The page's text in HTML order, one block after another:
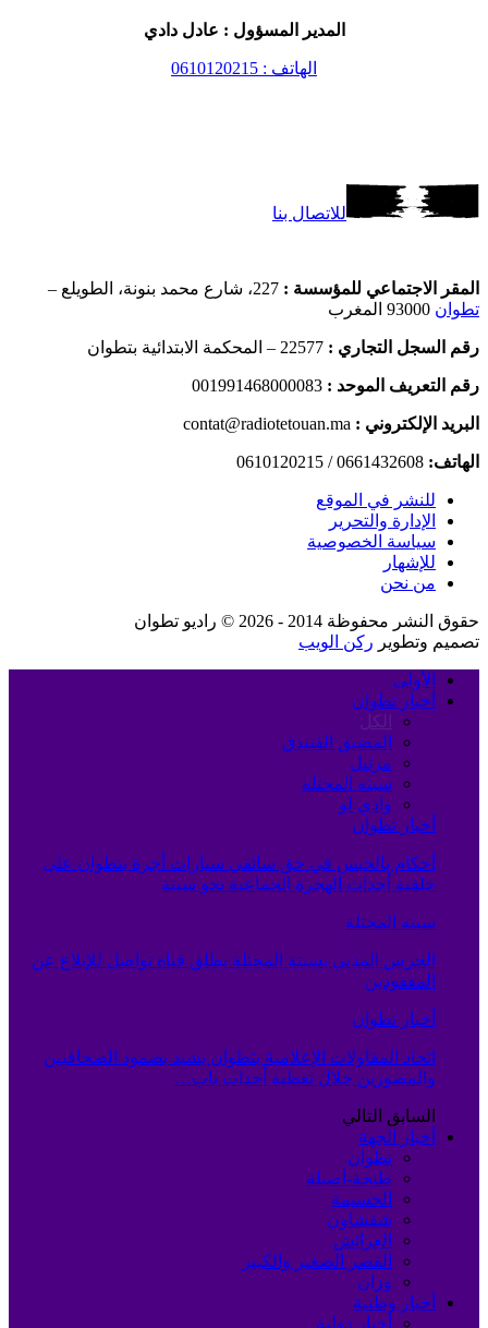
المدير المسؤول : عادل دادي
الهاتف : 0610120215
للاتصال بنا
المقر الاجتماعي للمؤسسة : 227، شارع محمد بنونة، الطويلع –
تطوان
رقم السجل التجاري : 22577 – المحكمة الابتدائية بتطوان
رقم التعريف الموحد : 001991468000083
البريد الإلكتروني : contat@radiotetouan.ma
الهاتف: 0661432608 / 0610120215
للنشر في الموقع
الإدارة والتحرير
سياسة الخصوصية
للإشهار
من نحن
حقوق النشر محفوظة 2014 - 2026 © راديو تطوان
تصميم وتطوير ركن الويب
الأولى
أخبار تطوان
الكل
المضيق الفنيدق
مرتيل
سبته المحتلة
وادي لو
أخبار تطوان
أحكام بالحبس في حق سائقي سيارات أجرة بتطوان على
خلفية أحداث الهجرة الجماعية نحو سبتة
سبته المحتلة
الحرس المدني بسبتة المحتلة يطلق قناة تواصل للإبلاغ عن
المفقودين
أخبار تطوان
اتحاد المقاولات الإعلامية بتطوان يشيد بصمود الصحافيين
والمصورين خلال تغطية أحداث باب…
السابق التالي
أخبار الجهة
تطوان
طنجة-أصيلة
الحسيمة
شفشاون
العرائش
القصر الصغير والكبير
وزان
أخبار وطنية
أخبار دولية